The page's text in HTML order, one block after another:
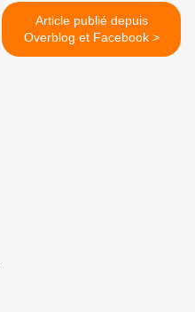
Article publié depuis
Overblog et Facebook >